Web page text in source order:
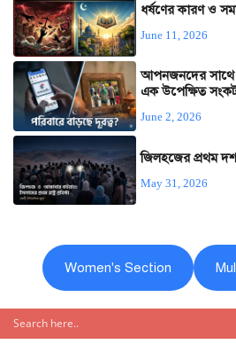
ধর্ষণের কারণ ও
June 11, 2026
আপনজনদের সাথে
এক উপেক্ষিত
June 2, 2026
জিলহজের প্রথম
May 31, 2026
Women's Section